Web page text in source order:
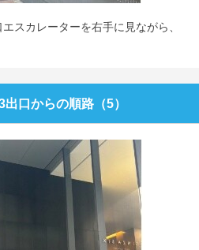
スカレーターを右手に見ながら、
口からの順路（5）